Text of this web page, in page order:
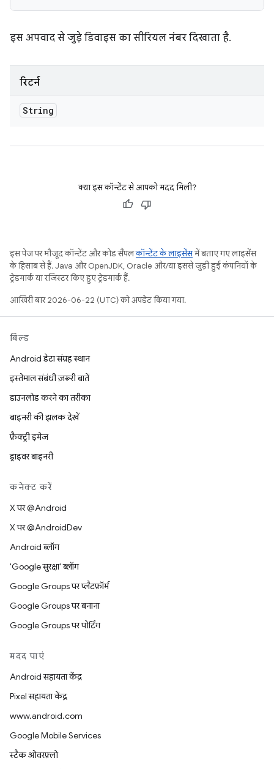
इस अपवाद से जुड़े डिवाइस का सीरियल नंबर दिखाता है.
रिटर्न
String
क्या इस कॉन्टेंट से आपको मदद मिली?
इस पेज पर मौजूद कॉन्टेंट और कोड सैंपलकॉन्टेंट के लाइसेंसमें बताए गए लाइसेंस
के हिसाब से हैं. Java और OpenJDK, Oracle और/या इससे जुड़ी हुई कंपनियों के
ट्रेडमार्क या रजिस्टर किए हुए ट्रेडमार्क हैं.
आखिरी बार 2026-06-22 (UTC) को अपडेट किया गया.
बिल्ड
Android डेटा संग्रह स्थान
इस्तेमाल संबंधी ज़रूरी बातें
डाउनलोड करने का तरीका
बाइनरी की झलक देखें
फ़ैक्ट्री इमेज
ड्राइवर बाइनरी
कनेक्ट करें
X पर @Android
X पर @AndroidDev
Android ब्लॉग
'Google सुरक्षा' ब्लॉग
Google Groups पर प्लैटफ़ॉर्म
Google Groups पर बनाना
Google Groups पर पोर्टिंग
मदद पाएं
Android सहायता केंद्र
Pixel सहायता केंद्र
www.android.com
Google Mobile Services
स्टैक ओवरफ़्लो